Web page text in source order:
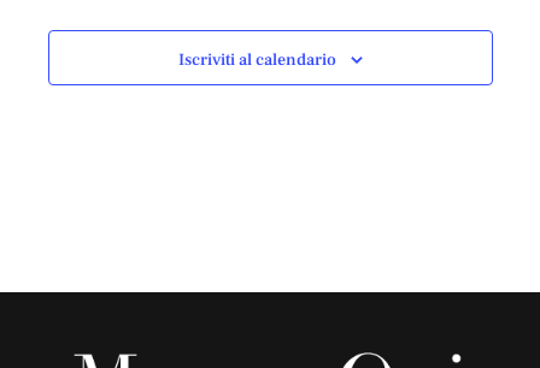
Iscriviti al calendario